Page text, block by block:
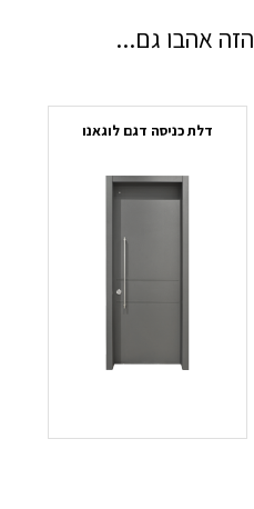
אהבו גם...
דלת כניסה דגם לוגאנו